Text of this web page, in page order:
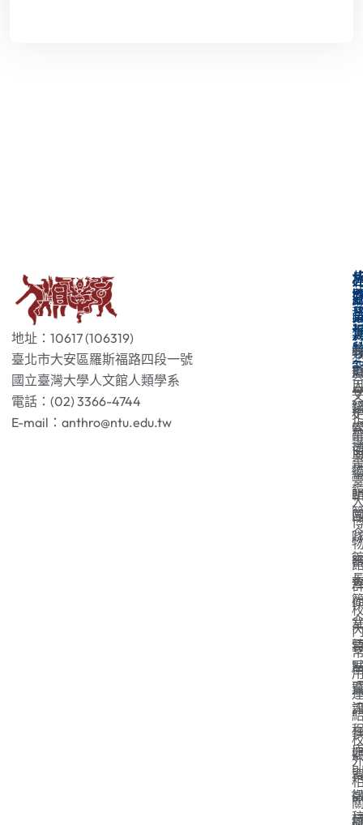
地址：10617 (106319)
臺北市大安區羅斯福路四段一號
國立臺灣大學人文館人類學系
電話：(02) 3366-4744
E-mail：anthro@ntu.edu.tw